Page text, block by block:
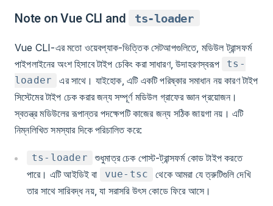
Note on Vue CLI and ts-loader
Vue CLI-এর মতো ওয়েবপ্যাক-ভিত্তিক সেটআপগুলিতে, মডিউল ট্রান্সফর্ম
পাইপলাইনের অংশ হিসাবে টাইপ চেকিং করা সাধারণ, উদাহরণস্বরূপ
ts-
loader
এর সাথে। যাইহোক, এটি একটি পরিষ্কার সমাধান নয় কারণ টাইপ
সিস্টেমের টাইপ চেক করার জন্য সম্পূর্ণ মডিউল গ্রাফের জ্ঞান প্রয়োজন।
স্বতন্ত্র মডিউলের রূপান্তর পদক্ষেপটি কাজের জন্য সঠিক জায়গা নয়। এটি
নিম্নলিখিত সমস্যার দিকে পরিচালিত করে:
ts-loader
শুধুমাত্র চেক পোস্ট-ট্রান্সফর্ম কোড টাইপ করতে
পারে। এটি আইডিই বা
vue-tsc
থেকে আমরা যে ত্রুটিগুলি দেখি
তার সাথে সারিবদ্ধ নয়, যা সরাসরি উৎস কোডে ফিরে আসে।